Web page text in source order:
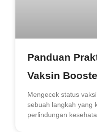
Panduan
Vaksin
Mengecek status
sebuah langkah yang
perlindungan